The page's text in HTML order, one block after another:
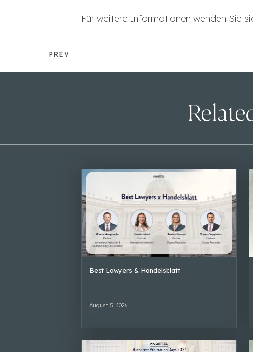
Für weitere Informationen wenden Sie
PREV
Best Lawyers & Handelsblatt
August 5, 2026